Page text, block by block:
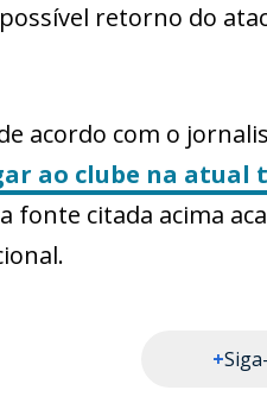
retorno do
acordo com o
ao clube na atual
fonte citada acima
+